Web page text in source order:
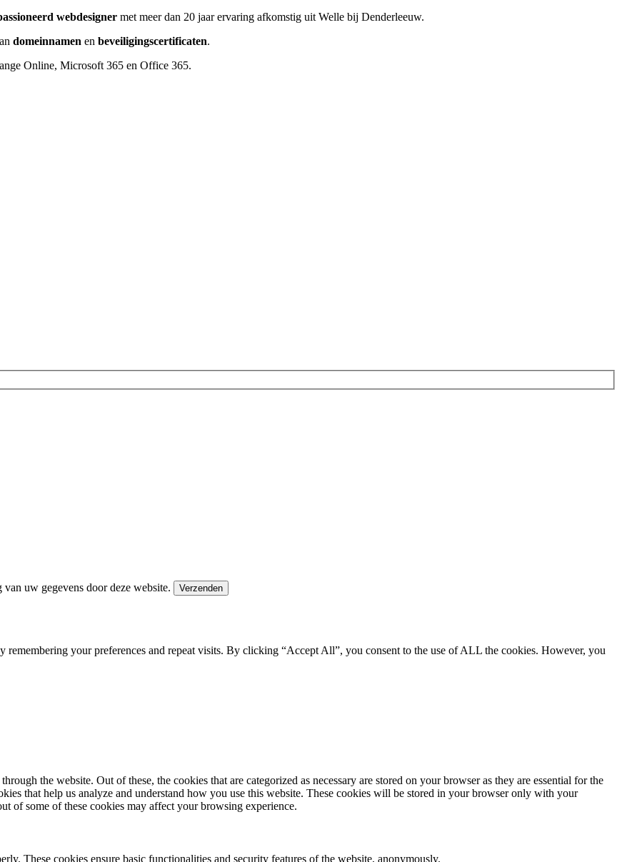
webdesigner met meer dan 20 jaar ervaring afkomstig uit Welle bij Denderleeuw.
domeinnamen en beveiligingscertificaten.
Online, Microsoft 365 en Office 365.
uw gegevens door deze website.
remembering your preferences and repeat visits. By clicking “Accept All”, you consent to the use of ALL the cookies. However, you
the website. Out of these, the cookies that are categorized as necessary are stored on your browser as they are essential for the
that help us analyze and understand how you use this website. These cookies will be stored in your browser only with your
of some of these cookies may affect your browsing experience.
These cookies ensure basic functionalities and security features of the website, anonymously.